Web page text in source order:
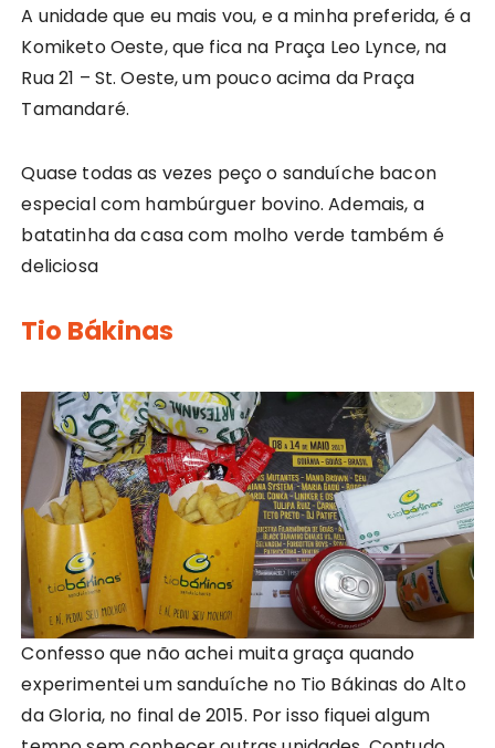
A unidade que eu mais vou, e a minha preferida, é a
Komiketo Oeste, que fica na Praça Leo Lynce, na
Rua 21 – St. Oeste, um pouco acima da Praça
Tamandaré.
Quase todas as vezes peço o sanduíche bacon
especial com hambúrguer bovino. Ademais, a
batatinha da casa com molho verde também é
deliciosa
Tio Bákinas
Confesso que não achei muita graça quando
experimentei um sanduíche no Tio Bákinas do Alto
da Gloria, no final de 2015. Por isso fiquei algum